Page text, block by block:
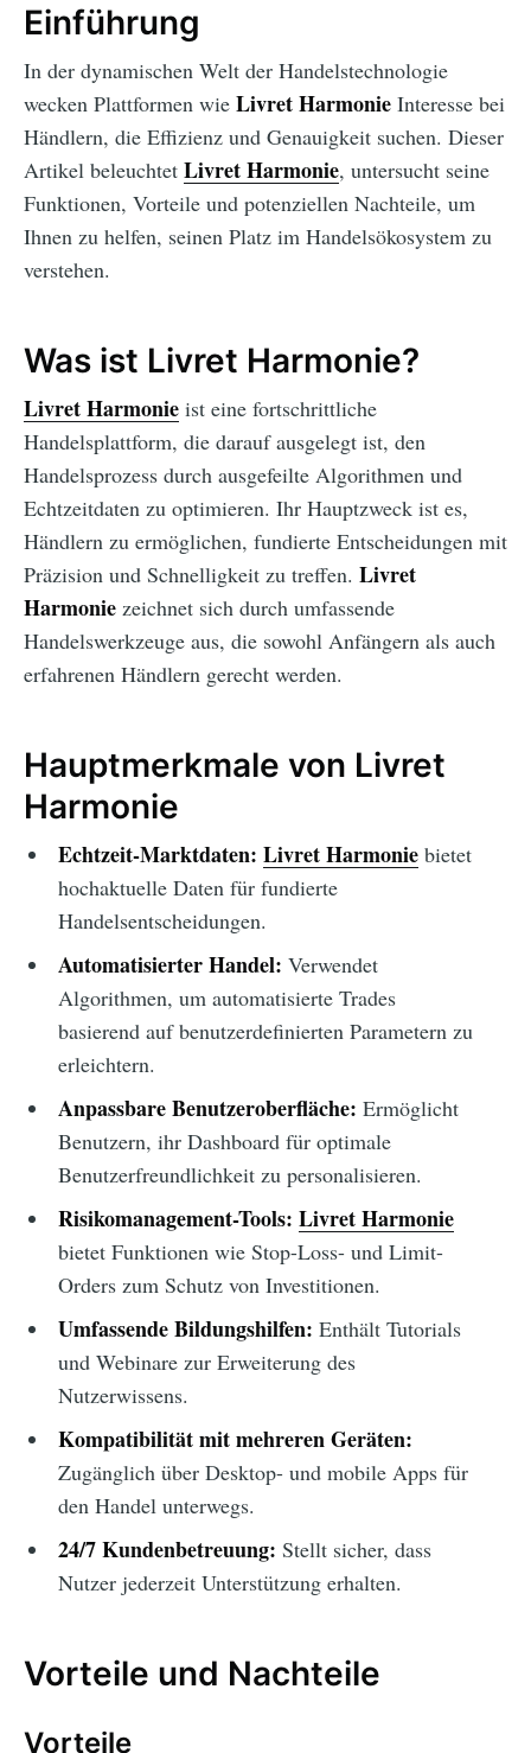
Einführung
In der dynamischen Welt der Handelstechnologie
wecken Plattformen wie Livret Harmonie Interesse bei
Händlern, die Effizienz und Genauigkeit suchen. Dieser
Artikel beleuchtet Livret Harmonie, untersucht seine
Funktionen, Vorteile und potenziellen Nachteile, um
Ihnen zu helfen, seinen Platz im Handelsökosystem zu
verstehen.
Was ist Livret Harmonie?
Livret Harmonie ist eine fortschrittliche
Handelsplattform, die darauf ausgelegt ist, den
Handelsprozess durch ausgefeilte Algorithmen und
Echtzeitdaten zu optimieren. Ihr Hauptzweck ist es,
Händlern zu ermöglichen, fundierte Entscheidungen mit
Präzision und Schnelligkeit zu treffen. Livret
Harmonie zeichnet sich durch umfassende
Handelswerkzeuge aus, die sowohl Anfängern als auch
erfahrenen Händlern gerecht werden.
Hauptmerkmale von Livret
Harmonie
Echtzeit-Marktdaten: Livret Harmoniebietet
hochaktuelle Daten für fundierte
Handelsentscheidungen.
Automatisierter Handel: Verwendet
Algorithmen, um automatisierte Trades
basierend auf benutzerdefinierten Parametern zu
erleichtern.
Anpassbare Benutzeroberfläche: Ermöglicht
Benutzern, ihr Dashboard für optimale
Benutzerfreundlichkeit zu personalisieren.
Risikomanagement-Tools: Livret Harmonie
bietet Funktionen wie Stop-Loss- und Limit-
Orders zum Schutz von Investitionen.
Umfassende Bildungshilfen: Enthält Tutorials
und Webinare zur Erweiterung des
Nutzerwissens.
Kompatibilität mit mehreren Geräten:
Zugänglich über Desktop- und mobile Apps für
den Handel unterwegs.
24/7 Kundenbetreuung: Stellt sicher, dass
Nutzer jederzeit Unterstützung erhalten.
Vorteile und Nachteile
Vorteile